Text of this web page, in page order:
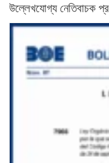
উল্লেখযোগ্য নেতিবাচক